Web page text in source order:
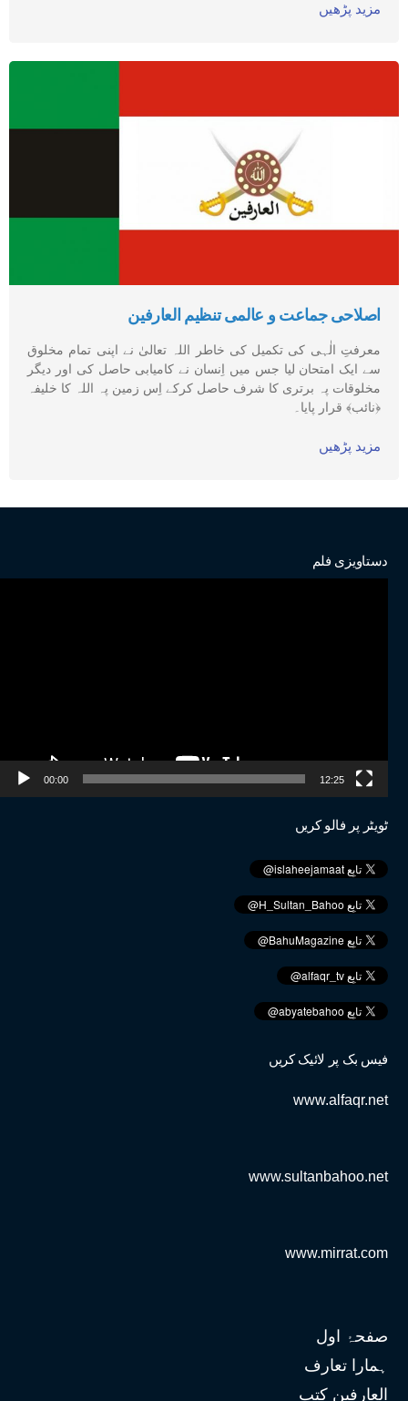
مزید پڑھیں
اصلاحی جماعت و عالمی تنظیم العارفین
معرفتِ الٰہی کی تکمیل کی خاطر اللہ تعالیٰ نے اپنی تمام مخلوق
سے ایک امتحان لیا جس میں اِنسان نے کامیابی حاصل کی اور دیگر
مخلوقات پہ برتری کا شرف حاصل کرکے اِس زمین پہ اللہ کا خلیفہ
﴿نائب﴾ قرار پایا۔
مزید پڑھیں
دستاویزی فلم
00:00 12:25
ٹویٹر پر فالو کریں
فیس بک پر لائیک کریں
www.alfaqr.net
www.sultanbahoo.net
www.mirrat.com
صفحۂ اول
ہمارا تعارف
العارفین کتب